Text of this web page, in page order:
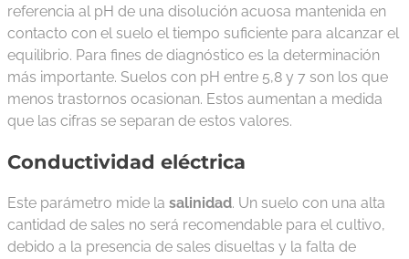
referencia al pH de una disolución acuosa mantenida en
contacto con el suelo el tiempo suficiente para alcanzar el
equilibrio. Para fines de diagnóstico es la determinación
más importante. Suelos con pH entre 5,8 y 7 son los que
menos trastornos ocasionan. Estos aumentan a medida
que las cifras se separan de estos valores.
Conductividad eléctrica
Este parámetro mide la salinidad. Un suelo con una alta
cantidad de sales no será recomendable para el cultivo,
debido a la presencia de sales disueltas y la falta de